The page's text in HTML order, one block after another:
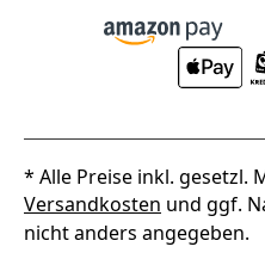
* Alle Preise inkl. gesetzl.
Versandkosten und ggf.
nicht anders angegeben.